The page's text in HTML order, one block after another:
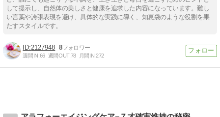
して提示し、自然体の美しさと健康を追求した内容になっています。難し
い言葉や誇張表現を避け、具体的な実践に導く、知恵袋のような役割を果
たすスタイルです。
2127948 8
週間IN:66 週間OUT:78 月間IN:272